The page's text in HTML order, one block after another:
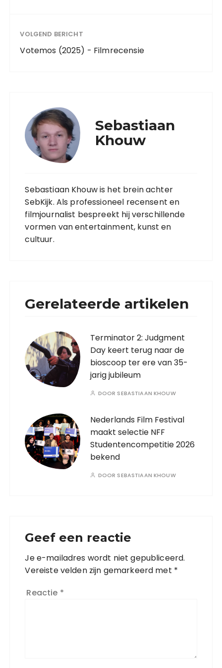
VOLGEND BERICHT
Votemos (2025) - Filmrecensie
Sebastiaan
Khouw
Sebastiaan Khouw is het brein achter
SebKijk. Als professioneel recensent en
filmjournalist bespreekt hij verschillende
vormen van entertainment, kunst en
cultuur.
Gerelateerde artikelen
Terminator 2: Judgment
Day keert terug naar de
bioscoop ter ere van 35-
jarig jubileum
DOOR SEBASTIAAN KHOUW
Nederlands Film Festival
maakt selectie NFF
Studentencompetitie 2026
bekend
DOOR SEBASTIAAN KHOUW
Geef een reactie
Je e-mailadres wordt niet gepubliceerd.
Vereiste velden zijn gemarkeerd met *
Reactie *